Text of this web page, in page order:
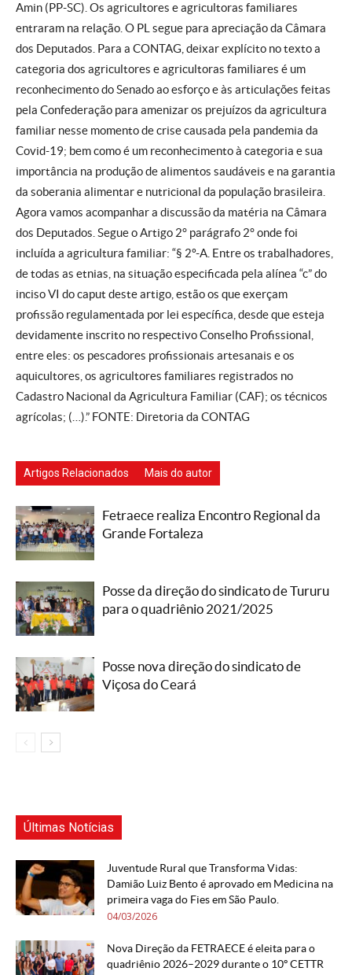
Amin (PP-SC). Os agricultores e agricultoras familiares
entraram na relação. O PL segue para apreciação da Câmara
dos Deputados. Para a CONTAG, deixar explícito no texto a
categoria dos agricultores e agricultoras familiares é um
reconhecimento do Senado ao esforço e às articulações feitas
pela Confederação para amenizar os prejuízos da agricultura
familiar nesse momento de crise causada pela pandemia da
Covid-19; bem como é um reconhecimento à categoria e sua
importância na produção de alimentos saudáveis e na garantia
da soberania alimentar e nutricional da população brasileira.
Agora vamos acompanhar a discussão da matéria na Câmara
dos Deputados. Segue o Artigo 2° parágrafo 2° onde foi
incluída a agricultura familiar: “§ 2º-A. Entre os trabalhadores,
de todas as etnias, na situação especificada pela alínea “c” do
inciso VI do caput deste artigo, estão os que exerçam
profissão regulamentada por lei específica, desde que esteja
devidamente inscrito no respectivo Conselho Profissional,
entre eles: os pescadores profissionais artesanais e os
aquicultores, os agricultores familiares registrados no
Cadastro Nacional da Agricultura Familiar (CAF); os técnicos
agrícolas; (…).” FONTE: Diretoria da CONTAG
Artigos Relacionados Mais do autor
Fetraece realiza Encontro Regional da
Grande Fortaleza
Posse da direção do sindicato de Tururu
para o quadriênio 2021/2025
Posse nova direção do sindicato de
Viçosa do Ceará
Últimas Notícias
Juventude Rural que Transforma Vidas:
Damião Luiz Bento é aprovado em Medicina na
primeira vaga do Fies em São Paulo.
04/03/2026
Nova Direção da FETRAECE é eleita para o
quadriênio 2026–2029 durante o 10º CETTR